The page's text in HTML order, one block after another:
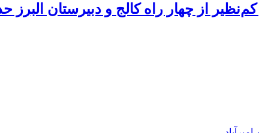
از چهار راه كالج و دبيرستان البرز حدود